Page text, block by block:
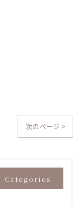
次のページ >
Categories